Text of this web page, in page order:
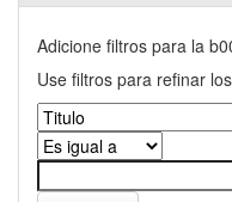
Adicione filtros para la
Use filtros para refinar